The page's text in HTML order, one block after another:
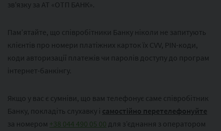
зв'язку за АТ «ОТП БАНК».
Пам’ятайте, що співробітники Банку ніколи не запитують
клієнтів про номери платіжних карток їх CVV, PIN-коди,
коди авторизації платежів чи паролів доступу до програм
інтернет-банкінгу.
Якщо у вас є сумніви, що вам телефонує саме співробітник
Банку, покладіть слухавку і самостійно перетелефонуйте
за номером +38 044 490 05 00 для з’єднання з оператором